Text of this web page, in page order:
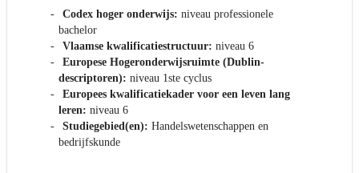
Codex hoger onderwijs: niveau professionele
bachelor
Vlaamse kwalificatiestructuur: niveau 6
Europese Hogeronderwijsruimte (Dublin-
descriptoren): niveau 1ste cyclus
Europees kwalificatiekader voor een leven lang
leren: niveau 6
Studiegebied(en): Handelswetenschappen en
bedrijfskunde